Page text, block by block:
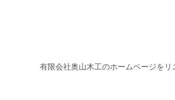
有限会社奥山木工のホームページを